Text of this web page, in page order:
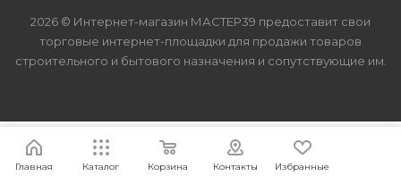
2026 © Интернет-магазин МАСТЕР39 предоставит свои
торговые интернет-площадки для продажи товаров
строительного и бытового назначения и сопутствующие им.
Главная Каталог Корзина Контакты Избранные